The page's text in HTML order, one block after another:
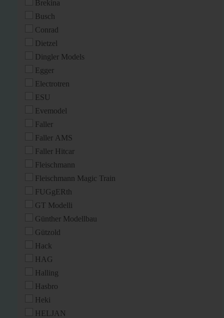
Brekina
Busch
Conrad
Dietzel
Dingler Models
Egger
Electrotren
ESU
Evemodel
Faller
Faller AMS
Faller Hitcar
Fleischmann
Fleischmann Magic Train
FUGgERth
GT Modelli
Günther Modellbau
Gützold
Hack
HAG
Halling
Hasbro
Heki
HELJAN